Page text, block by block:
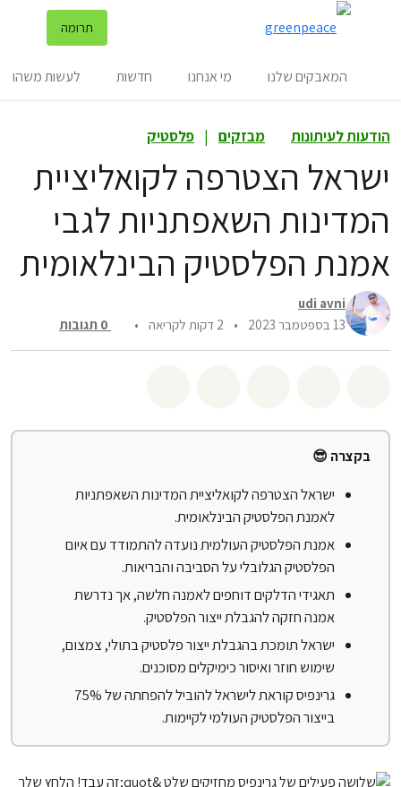
תרומה
המאבקים שלנו מי אנחנו חדשות לעשות משהו
הודעות לעיתונות מבזקים | פלסטיק
ישראל הצטרפה לקואליציית
המדינות השאפתניות לגבי
אמנת הפלסטיק הבינלאומית
udi avni
13 בספטמבר 2023
• 2 דקות לקריאה •
0 תגובות
בקצרה 😎
ישראל הצטרפה לקואליציית המדינות השאפתניות
לאמנת הפלסטיק הבינלאומית.
אמנת הפלסטיק העולמית נועדה להתמודד עם איום
הפלסטיק הגלובלי על הסביבה והבריאות.
תאגידי הדלקים דוחפים לאמנה חלשה, אך נדרשת
אמנה חזקה להגבלת ייצור הפלסטיק.
ישראל תומכת בהגבלת ייצור פלסטיק בתולי, צמצום,
שימוש חוזר ואיסור כימיקלים מסוכנים.
גרינפיס קוראת לישראל להוביל להפחתה של 75%
בייצור הפלסטיק העולמי לקיימות.